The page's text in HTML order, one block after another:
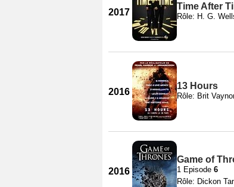
2017
Time After
Rôle: H. G.
2016
13 Hours
Rôle: Brit
2016
Game of
1 Episode 6
Rôle: Dickon